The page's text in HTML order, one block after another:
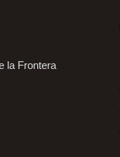
la Frontera